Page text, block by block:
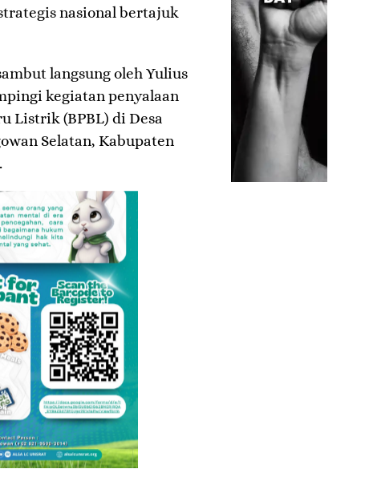
nasional bertajuk
langsung oleh Yulius
kegiatan penyalaan
Listrik (BPBL) di Desa
Selatan, Kabupaten